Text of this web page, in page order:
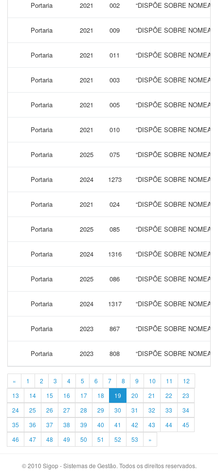
Portaria 2021 002 “DISPÕE SOBRE
Portaria 2021 009 “DISPÕE SOBRE
Portaria 2021 011 “DISPÕE SOBRE
Portaria 2021 003 “DISPÕE SOBRE
Portaria 2021 005 “DISPÕE SOBRE
Portaria 2021 010 “DISPÕE SOBRE
Portaria 2025 075 “DISPÕE SOBRE
Portaria 2024 1273 “DISPÕE SOBRE
Portaria 2021 024 “DISPÕE SOBRE
Portaria 2025 085 “DISPÕE SOBRE
Portaria 2024 1316 “DISPÕE SOBRE
Portaria 2025 086 “DISPÕE SOBRE
Portaria 2024 1317 “DISPÕE SOBRE
Portaria 2023 867 “DISPÕE SOBRE
Portaria 2023 808 “DISPÕE SOBRE
« 1 2 3 4 5 6 7 8 9 10 11
12
13
14 15 16 17 18 19 20 21 22
23
24
25 26 27 28 29 30 31 32 33
34
35
36 37 38 39 40 41 42 43 44
45
46
47 48 49 50 51 52 53 »
© 2010 Sigop - Sistemas de Gestão. Todos os direitos reservados.